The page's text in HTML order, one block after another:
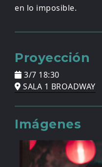
en lo imposible.
Proyección
3/7 18:30
SALA 1 BROADWAY
Imágenes